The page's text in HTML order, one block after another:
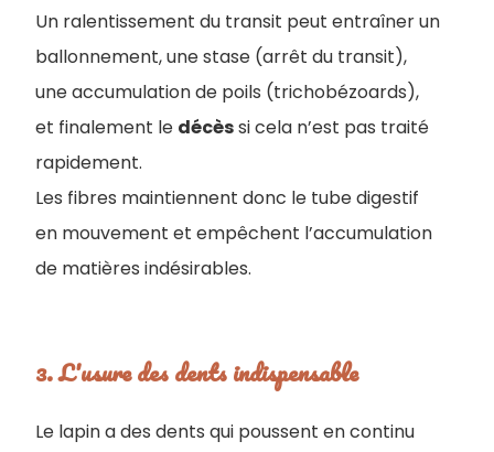
Un ralentissement du transit peut entraîner un
ballonnement, une stase (arrêt du transit),
une accumulation de poils (trichobézoards),
et finalement le décèssi cela n’est pas traité
rapidement.
Les fibres maintiennent donc le tube digestif
en mouvement et empêchent l’accumulation
de matières indésirables.
3. L'usure des dents indispensable
Le lapin a des dents qui poussent en continu